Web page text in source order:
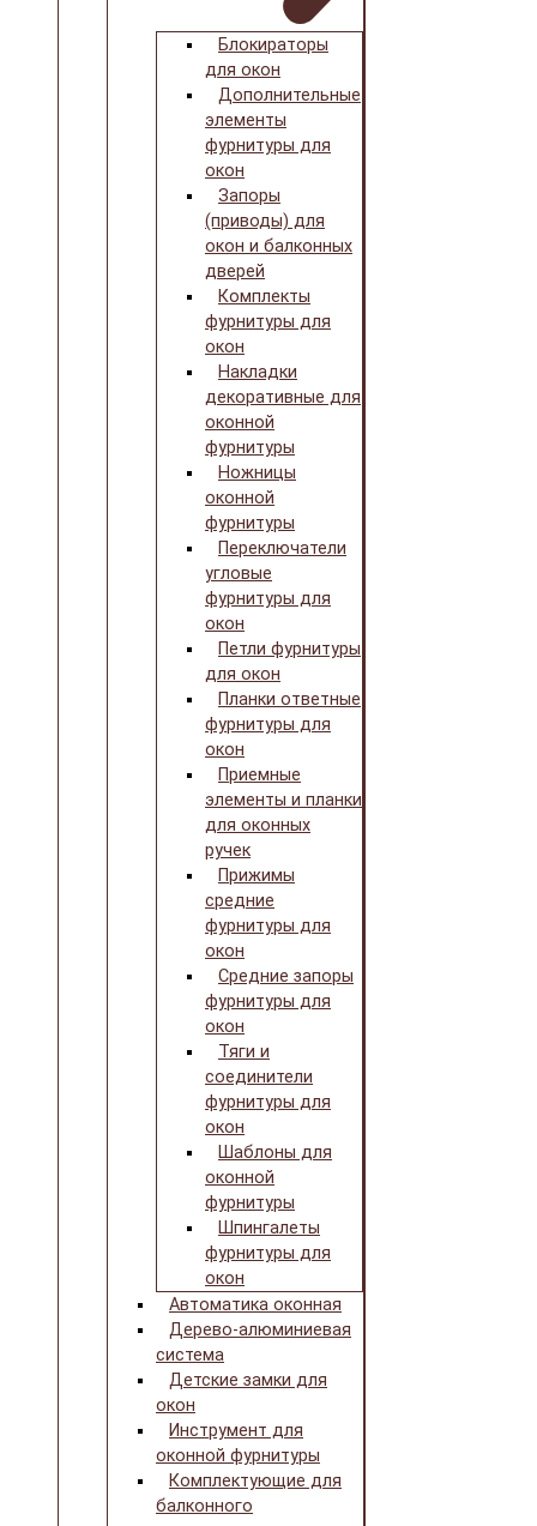
Блокираторы
для окон
Дополнительные
элементы
фурнитуры для
окон
Запоры
(приводы) для
окон и балконных
дверей
Комплекты
фурнитуры для
окон
Накладки
декоративные для
оконной
фурнитуры
Ножницы
оконной
фурнитуры
Переключатели
угловые
фурнитуры для
окон
Петли фурнитуры
для окон
Планки ответные
фурнитуры для
окон
Приемные
элементы и планки
для оконных
ручек
Прижимы
средние
фурнитуры для
окон
Средние запоры
фурнитуры для
окон
Тяги и
соединители
фурнитуры для
окон
Шаблоны для
оконной
фурнитуры
Шпингалеты
фурнитуры для
окон
Автоматика оконная
Дерево-алюминиевая
система
Детские замки для
окон
Инструмент для
оконной фурнитуры
Комплектующие для
балконного